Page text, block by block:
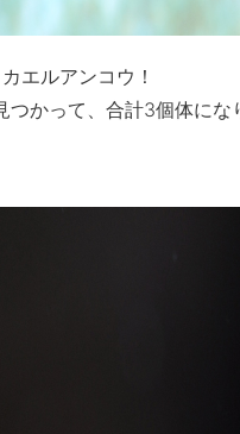
エルアンコウ！
つかって、合計3個体にな